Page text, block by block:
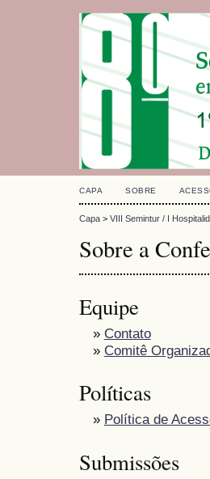
CAPA SOBRE
Capa > VIII Semintur / I
Sobre a
Equipe
» Contato
» Comitê
Políticas
» Política de
Submissões